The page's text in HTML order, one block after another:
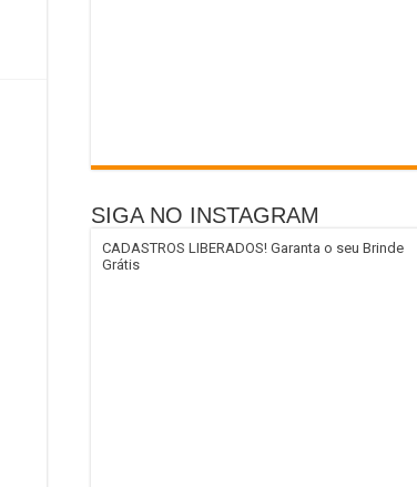
SIGA NO INSTAGRAM
CADASTROS LIBERADOS! Garanta o seu Brinde
Grátis